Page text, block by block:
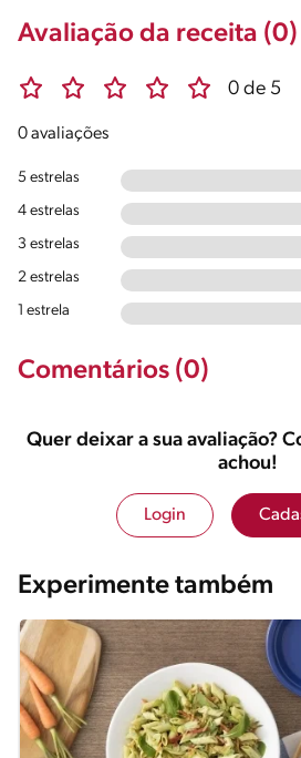
Avaliação da receita (0)
0 de 5
0 avaliações
5 estrelas
4 estrelas
3 estrelas
2 estrelas
1 estrela
Comentários (0)
Quer deixar a sua avaliação?
achou!
Login
Experimente também